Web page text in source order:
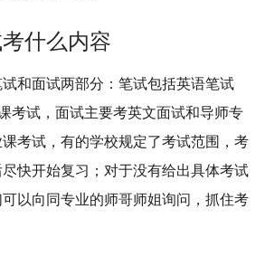
什么内容
和面试两部分：笔试包括英语笔试
考试，面试主要考英文面试和导师专
考试，有的学校规定了考试范围，考
快开始复习；对于没有给出具体考试
以向同专业的师哥师姐询问，抓住考